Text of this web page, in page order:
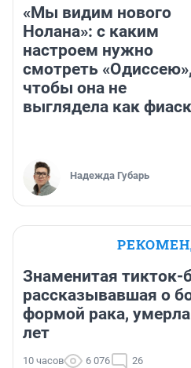
«Мы видим нового
Нолана»: с каким
настроем нужно
смотреть «Одиссею»,
чтобы она не
выглядела как
Надежда Губарь
Знаменитая тикток-
рассказывавшая о
формой рака, умерла
лет
10 часов 6 076 26